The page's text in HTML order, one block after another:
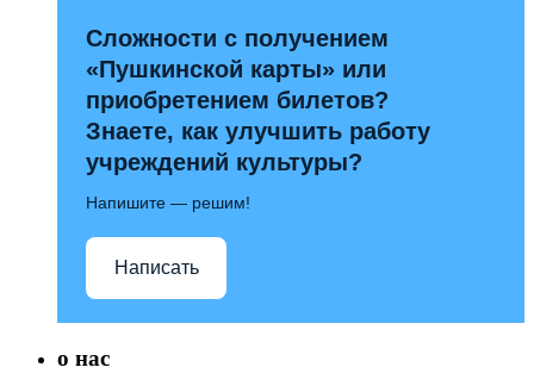
Сложности с получением
«Пушкинской карты» или
приобретением билетов?
Знаете, как улучшить работу
учреждений культуры?
Напишите — решим!
Написать
о нас